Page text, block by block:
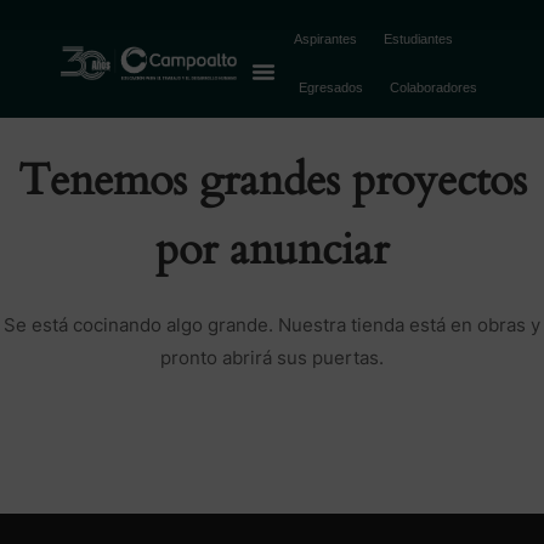
Aspirantes Estudiantes
Egresados Colaboradores
Tenemos grandes proyectos
por anunciar
Se está cocinando algo grande. Nuestra tienda está en obras y
pronto abrirá sus puertas.